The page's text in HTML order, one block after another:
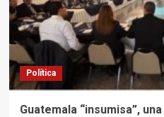
la vida
de
los palestinos
Política
Guatemala “insumisa”,